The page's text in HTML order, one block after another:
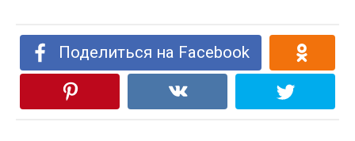
Поделиться на Facebook